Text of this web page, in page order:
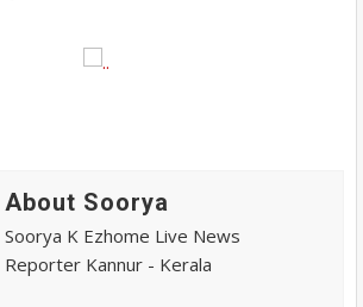
About Soorya
Soorya K Ezhome Live News
Reporter Kannur - Kerala